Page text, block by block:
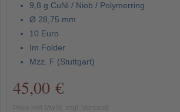
9,8 g CuNi / Niob / Polymerring
Ø 28,75 mm
10 Euro
Im Folder
Mzz. F (Stuttgart)
45,00 €